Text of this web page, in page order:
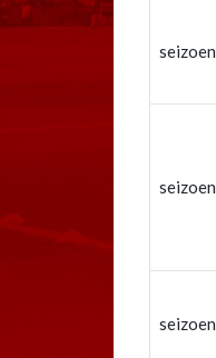
seizoen
seizoen
seizoen